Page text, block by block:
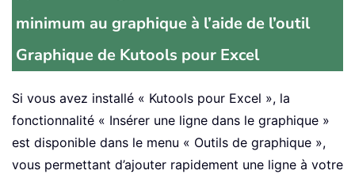
minimum au graphique à l’aide de l’outil
Graphique de Kutools pour Excel
Si vous avez installé « Kutools pour Excel », la
fonctionnalité « Insérer une ligne dans le graphique »
est disponible dans le menu « Outils de graphique »,
vous permettant d’ajouter rapidement une ligne à votre